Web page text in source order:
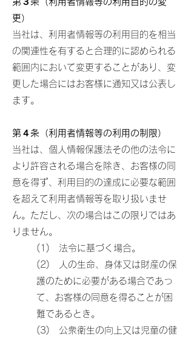
更）
当社は、利用者情報等の利用目的を相当
の関連性を有すると合理的に認められる
範囲内において変更することがあり、変
更した場合にはお客様に通知又は公表し
ます。
第４条（利用者情報等の利用の制限）
当社は、個人情報保護法その他の法令に
より許容される場合を除き、お客様の同
意を得ず、利用目的の達成に必要な範囲
を超えて利用者情報等を取り扱いませ
ん。ただし、次の場合はこの限りではあ
りません。
(1) 法令に基づく場合。
(2) 人の生命、身体又は財産の保
護のために必要がある場合であっ
て、お客様の同意を得ることが困
難であるとき。
(3) 公衆衛生の向上又は児童の健